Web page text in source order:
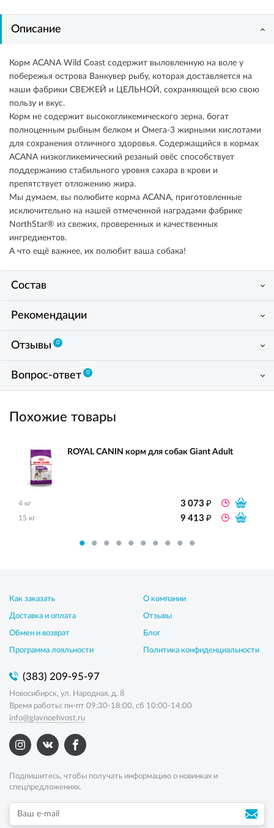
Описание
Корм ACANA Wild Coast содержит выловленную на воле у
побережья острова Ванкувер рыбу, которая доставляется на
наши фабрики СВЕЖЕЙ и ЦЕЛЬНОЙ, сохраняющей всю свою
пользу и вкус.
Корм не содержит высокогликемического зерна, богат
полноценным рыбным белком и Омега-3 жирными кислотами
для сохранения отличного здоровья. Содержащийся в кормах
ACANA низкогликемический резаный овёс способствует
поддержанию стабильного уровня сахара в крови и
препятствует отложению жира.
Мы думаем, вы полюбите корма ACANA, приготовленные
исключительно на нашей отмеченной наградами фабрике
NorthStar® из свежих, проверенных и качественных
ингредиентов.
А что ещё важнее, их полюбит ваша собака!
Состав
Рекомендации
Отзывы 0
Вопрос-ответ 0
Похожие товары
ROYAL CANIN корм для собак Giant Adult
4 кг 3 073₽
15 кг 9 413₽
Как заказать
Доставка и оплата
Обмен и возврат
Программа лояльности
О компании
Отзывы
Блог
Политика конфиденциальности
(383) 209-95-97
Новосибирск, ул. Народная, д. 8
Время работы: пн-пт 09:30-18:00, сб 10:00-14:00
info@glavnoehvost.ru
Подпишитесь, чтобы получать информацию о новинках и
спецпредложениях.